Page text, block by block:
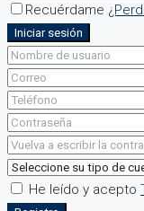
Recuérdame
Iniciar sesión
He leído y acepto